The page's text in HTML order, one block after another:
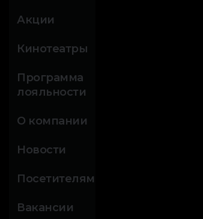
Акции
Кинотеатры
Программа
лояльности
О компании
Новости
Посетителям
Вакансии